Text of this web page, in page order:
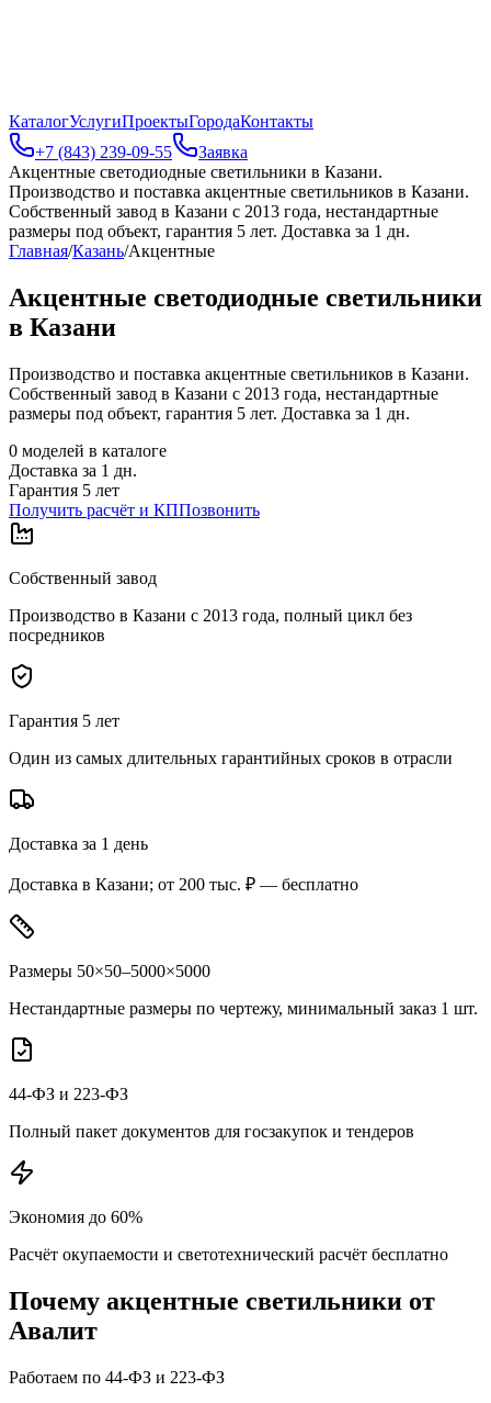
КаталогУслугиПроектыГородаКонтакты
+7 (843) 239-09-55
Заявка
Акцентные светодиодные светильники в Казани.
Производство и поставка акцентные светильников в Казани.
Собственный завод в Казани с 2013 года, нестандартные
размеры под объект, гарантия 5 лет. Доставка за 1 дн.
Главная/Казань/Акцентные
Акцентные светодиодные светильники
в Казани
Производство и поставка акцентные светильников в Казани.
Собственный завод в Казани с 2013 года, нестандартные
размеры под объект, гарантия 5 лет. Доставка за 1 дн.
0 моделей в каталоге
Доставка за 1 дн.
Гарантия 5 лет
Получить расчёт и КППозвонить
Собственный завод
Производство в Казани с 2013 года, полный цикл без
посредников
Гарантия 5 лет
Один из самых длительных гарантийных сроков в отрасли
Доставка за 1 день
Доставка в Казани; от 200 тыс. ₽ — бесплатно
Размеры 50×50–5000×5000
Нестандартные размеры по чертежу, минимальный заказ 1 шт.
44-ФЗ и 223-ФЗ
Полный пакет документов для госзакупок и тендеров
Экономия до 60%
Расчёт окупаемости и светотехнический расчёт бесплатно
Почему акцентные светильники от
Авалит
Работаем по 44-ФЗ и 223-ФЗ